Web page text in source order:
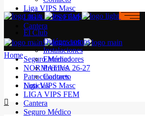
Liga VIPS Masc
LIGA VIPS FEM
Cantera
Seguro Médico
NORMATIVA 26-27
Patrocinadores
Noticias
El Club
Quiénes somos
Instalaciones
Entrenadores
Premios
Contacto
Liga VIPS Masc
LIGA VIPS FEM
Cantera
Seguro Médico
Home